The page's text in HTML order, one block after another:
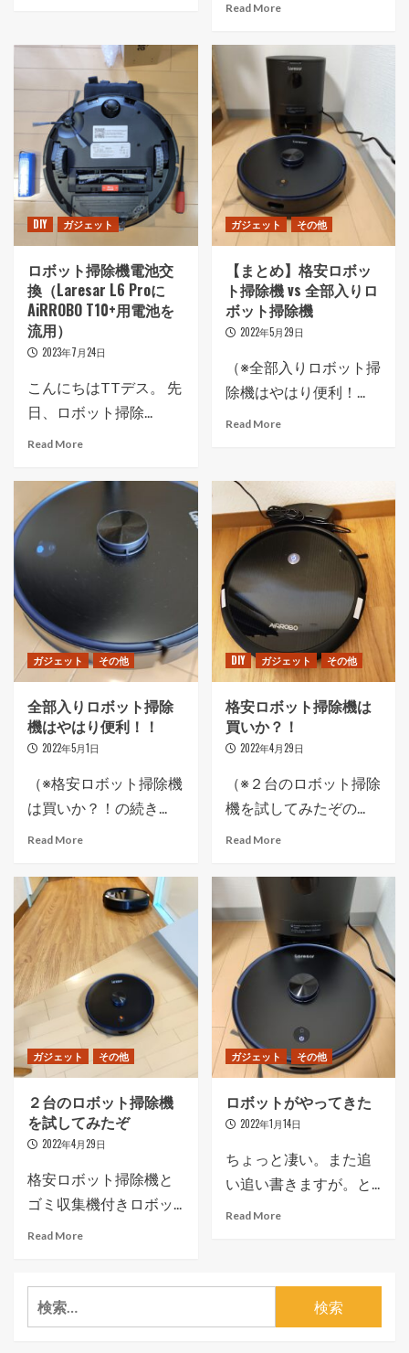
Read More
DIY ガジェット
ロボット掃除機電池交
換（Laresar L6 Proに
AiRROBO T10+用電池を
流用）
2023年7月24日
こんにちはTTデス。 先
日、ロボット掃除...
Read More
ガジェット その他
【まとめ】格安ロボッ
ト掃除機 vs 全部入りロ
ボット掃除機
2022年5月29日
（※全部入りロボット掃
除機はやはり便利！...
Read More
ガジェット その他
全部入りロボット掃除
機はやはり便利！！
2022年5月1日
（※格安ロボット掃除機
は買いか？！の続き...
Read More
DIY ガジェット その他
格安ロボット掃除機は
買いか？！
2022年4月29日
（※２台のロボット掃除
機を試してみたぞの...
Read More
ガジェット その他
２台のロボット掃除機
を試してみたぞ
2022年4月29日
格安ロボット掃除機と
ゴミ収集機付きロボッ...
Read More
ガジェット その他
ロボットがやってきた
2022年1月14日
ちょっと凄い。また追
い追い書きますが。と...
Read More
検
索: